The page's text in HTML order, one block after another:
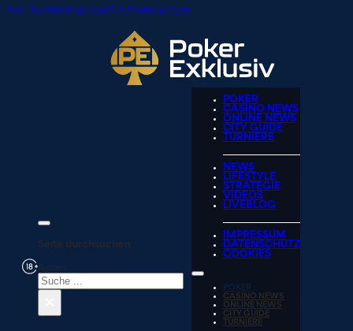
Zum Hauptinhalt springenZum Footer springen
Seite durchsuchen
POKER
CASINO NEWS
ONLINE NEWS
CITY GUIDE
TURNIERE
NEWS
LIFESTYLE
STRATEGIE
VIDEOS
LIVEBLOG
IMPRESSUM
DATENSCHUTZ
COOKIES
POKER
CASINO NEWS
ONLINE NEWS
CITY GUIDE
TURNIERE